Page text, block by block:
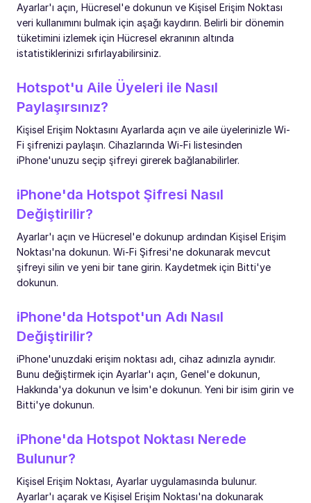
Ayarlar'ı açın, Hücresel'e dokunun ve Kişisel Erişim Noktası
veri kullanımını bulmak için aşağı kaydırın. Belirli bir dönemin
tüketimini izlemek için Hücresel ekranının altında
istatistiklerinizi sıfırlayabilirsiniz.
Hotspot'u Aile Üyeleri ile Nasıl
Paylaşırsınız?
Kişisel Erişim Noktasını Ayarlarda açın ve aile üyelerinizle Wi-
Fi şifrenizi paylaşın. Cihazlarında Wi-Fi listesinden
iPhone'unuzu seçip şifreyi girerek bağlanabilirler.
iPhone'da Hotspot Şifresi Nasıl
Değiştirilir?
Ayarlar'ı açın ve Hücresel'e dokunup ardından Kişisel Erişim
Noktası'na dokunun. Wi-Fi Şifresi'ne dokunarak mevcut
şifreyi silin ve yeni bir tane girin. Kaydetmek için Bitti'ye
dokunun.
iPhone'da Hotspot'un Adı Nasıl
Değiştirilir?
iPhone'unuzdaki erişim noktası adı, cihaz adınızla aynıdır.
Bunu değiştirmek için Ayarlar'ı açın, Genel'e dokunun,
Hakkında'ya dokunun ve İsim'e dokunun. Yeni bir isim girin ve
Bitti'ye dokunun.
iPhone'da Hotspot Noktası Nerede
Bulunur?
Kişisel Erişim Noktası, Ayarlar uygulamasında bulunur.
Ayarlar'ı açarak ve Kişisel Erişim Noktası'na dokunarak